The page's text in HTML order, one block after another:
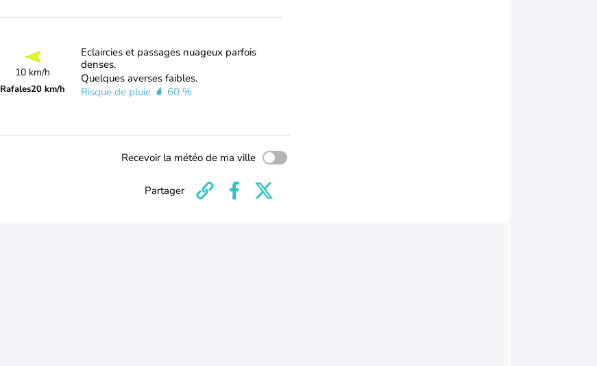
10 km/h
Rafales20 km/h
Eclaircies et passages nuageux parfois
denses.
Quelques averses faibles.
Risque de pluie
60 %
Recevoir la météo de ma ville
Partager